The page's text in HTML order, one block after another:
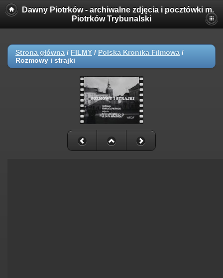
Dawny Piotrków - archiwalne zdjęcia i pocztówki m.
Piotrków Trybunalski
Strona główna / FILMY / Polska Kronika Filmowa /
Rozmowy i strajki